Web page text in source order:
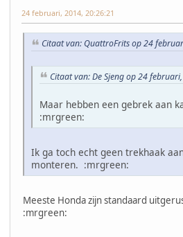
24 februari, 2014, 20:26:21
Citaat van: QuattroFrits op 24
Citaat van: De Sjeng op 24
Maar hebben een gebrek aan
:mrgreen:
Ik ga toch echt geen trekhaak
monteren. :mrgreen:
Meeste Honda zijn standaard
:mrgreen: